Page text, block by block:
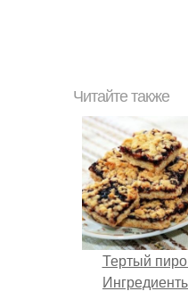
Читайте также
Тертый